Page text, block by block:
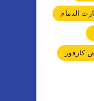
الدمام
كارفور